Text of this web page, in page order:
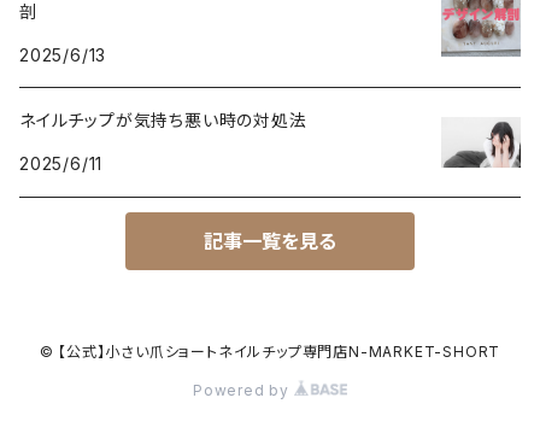
剖
2025/6/13
ネイルチップが気持ち悪い時の対処法
2025/6/11
記事一覧を見る
© 【公式】小さい爪ショートネイルチップ専門店N-MARKET-SHORT
Powered by